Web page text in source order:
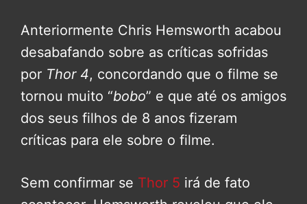
Anteriormente Chris Hemsworth acabou
desabafando sobre as críticas sofridas
por Thor 4, concordando que o filme se
tornou muito “bobo” e que até os amigos
dos seus filhos de 8 anos fizeram
críticas para ele sobre o filme.
Sem confirmar se Thor 5 irá de fato